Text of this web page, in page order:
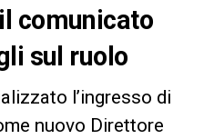
comunicato
sul ruolo
l’ingresso di
nuovo Direttore